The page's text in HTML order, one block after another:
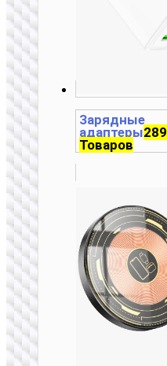
Зарядные
адаптеры289
Товаров